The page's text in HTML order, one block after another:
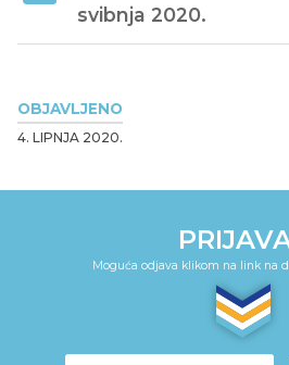
OBJAVLJENO
4. LIPNJA 2020.
svibnja 2020.
Moguća odjava klikom na link na